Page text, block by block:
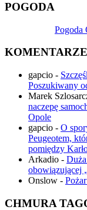
POGODA
Pogoda
KOMENTARZE
gapcio -
Poszukiwany
Marek
naczepę
Opole
gapcio - O
Peugeotem,
pomiędzy
Arkadio -
obowiązującej
Onslow -
CHMURA